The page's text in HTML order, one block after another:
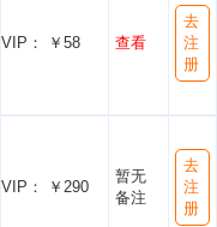
VIP： ￥58 查看
去
注
册
VIP： ￥290
暂无
备注
去
注
册